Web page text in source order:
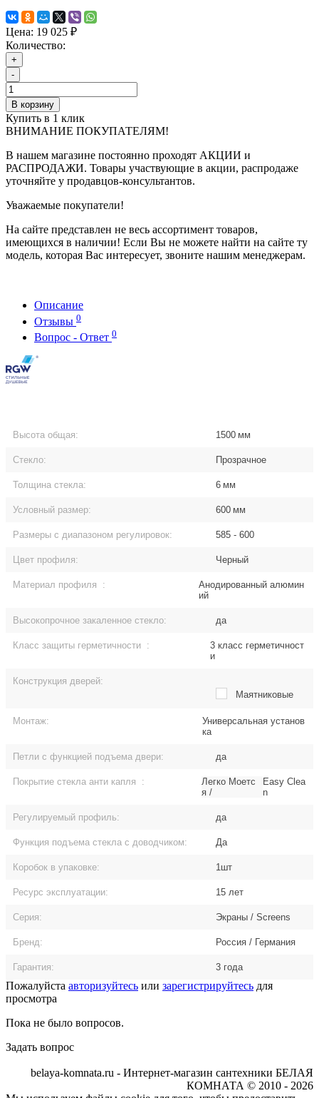
Цена: 19 025 ₽
Количество:
+
-
В корзину
Купить в 1 клик
ВНИМАНИЕ ПОКУПАТЕЛЯМ!
В нашем магазине постоянно проходят АКЦИИ и
РАСПРОДАЖИ. Товары участвующие в акции, распродаже
уточняйте у продавцов-консультантов.
Уважаемые покупатели!
На сайте представлен не весь ассортимент товаров,
имеющихся в наличии! Если Вы не можете найти на сайте ту
модель, которая Вас интересует, звоните нашим менеджерам.
Описание
Отзывы 0
Вопрос - Ответ 0
Высота общая: 1500 мм
Стекло: Прозрачное
Толщина стекла: 6 мм
Условный размер: 600 мм
Размеры с диапазоном регулировок: 585 - 600
Цвет профиля: Черный
Материал профиля :
Анодированный алюмин
ий
Высокопрочное закаленное стекло: да
Класс защиты герметичности :
3 класс герметичност
и
Конструкция дверей:
Маятниковые
Монтаж:
Универсальная установ
ка
Петли с функцией подъема двери: да
Покрытие стекла анти капля :
Легко Моетс
я /
Easy Clea
n
Регулируемый профиль: да
Функция подъема стекла с доводчиком: Да
Коробок в упаковке: 1шт
Ресурс эксплуатации: 15 лет
Серия: Экраны / Screens
Бренд: Россия / Германия
Гарантия: 3 года
Пожалуйста авторизуйтесь или зарегистрируйтесь для
просмотра
Пока не было вопросов.
Задать вопрос
belaya-komnata.ru - Интернет-магазин сантехники БЕЛАЯ
КОМНАТА © 2010 - 2026